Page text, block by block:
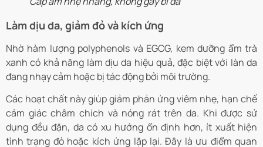
Làm dịu da, giảm đỏ và kích ứng
Nhờ hàm lượng polyphenols và EGCG, kem dưỡng ẩm trà
xanh có khả năng làm dịu da hiệu quả, đặc biệt với làn da
đang nhạy cảm hoặc bị tác động bởi môi trường.
Các hoạt chất này giúp giảm phản ứng viêm nhẹ, hạn chế
cảm giác châm chích và nóng rát trên da. Khi được sử
dụng đều đặn, da có xu hướng ổn định hơn, ít xuất hiện
tình trạng đỏ hoặc kích ứng lặp lại. Đây là ưu điểm quan